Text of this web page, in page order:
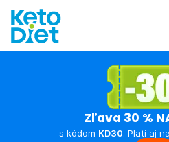
Zľava 30 %
s kódom KD30. Platí aj